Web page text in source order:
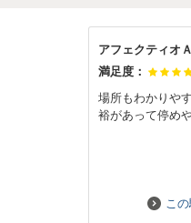
アフェクティオ
満足度：
場所もわかりや
裕があって停め
こ